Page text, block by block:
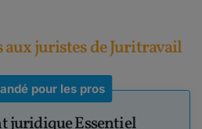
aux juristes de Juritravail
pour les pros
juridique Essentiel